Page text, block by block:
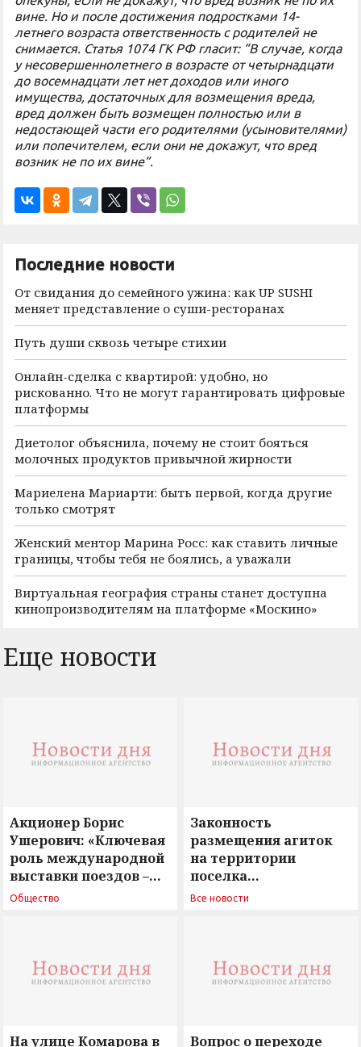
вине. Но и после достижения подростками 14-
летнего возраста ответственность с родителей не
снимается. Статья 1074 ГК РФ гласит: “В случае, когда
у несовершеннолетнего в возрасте от четырнадцати
до восемнадцати лет нет доходов или иного
имущества, достаточных для возмещения вреда,
вред должен быть возмещен полностью или в
недостающей части его родителями (усыновителями)
или попечителем, если они не докажут, что вред
возник не по их вине”.
Последние новости
От свидания до семейного ужина: как UP SUSHI
меняет представление о суши-ресторанах
Путь души сквозь четыре стихии
Онлайн-сделка с квартирой: удобно, но
рискованно. Что не могут гарантировать цифровые
платформы
Диетолог объяснила, почему не стоит бояться
молочных продуктов привычной жирности
Мариелена Мариарти: быть первой, когда другие
только смотрят
Женский ментор Марина Росс: как ставить личные
границы, чтобы тебя не боялись, а уважали
Виртуальная география страны станет доступна
кинопроизводителям на платформе «Москино»
Еще новости
Акционер Борис
Ушерович: «Ключевая
роль международной
выставки поездов –
поиск ответов на
Общество
Законность
размещения агиток
на территории
поселка
Новосергиевка
Все новости
На улице Комарова в Вопрос о переходе